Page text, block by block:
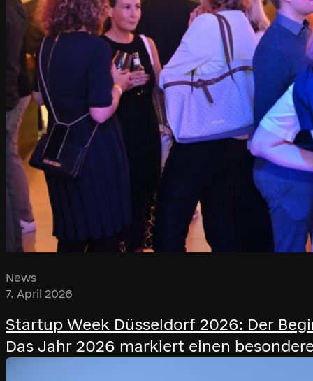
News
7. April 2026
Startup Week Düsseldorf 2026: Der
Das Jahr 2026 markiert einen